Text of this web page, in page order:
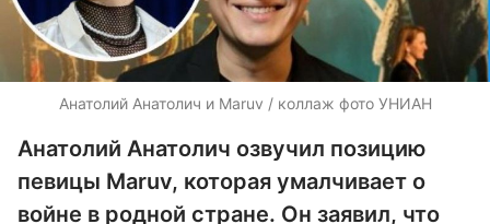
Анатолий Анатолич и Maruv / коллаж фото УНИАН
Анатолий Анатолич озвучил позицию
певицы Maruv, которая умалчивает о
войне в родной стране. Он заявил, что